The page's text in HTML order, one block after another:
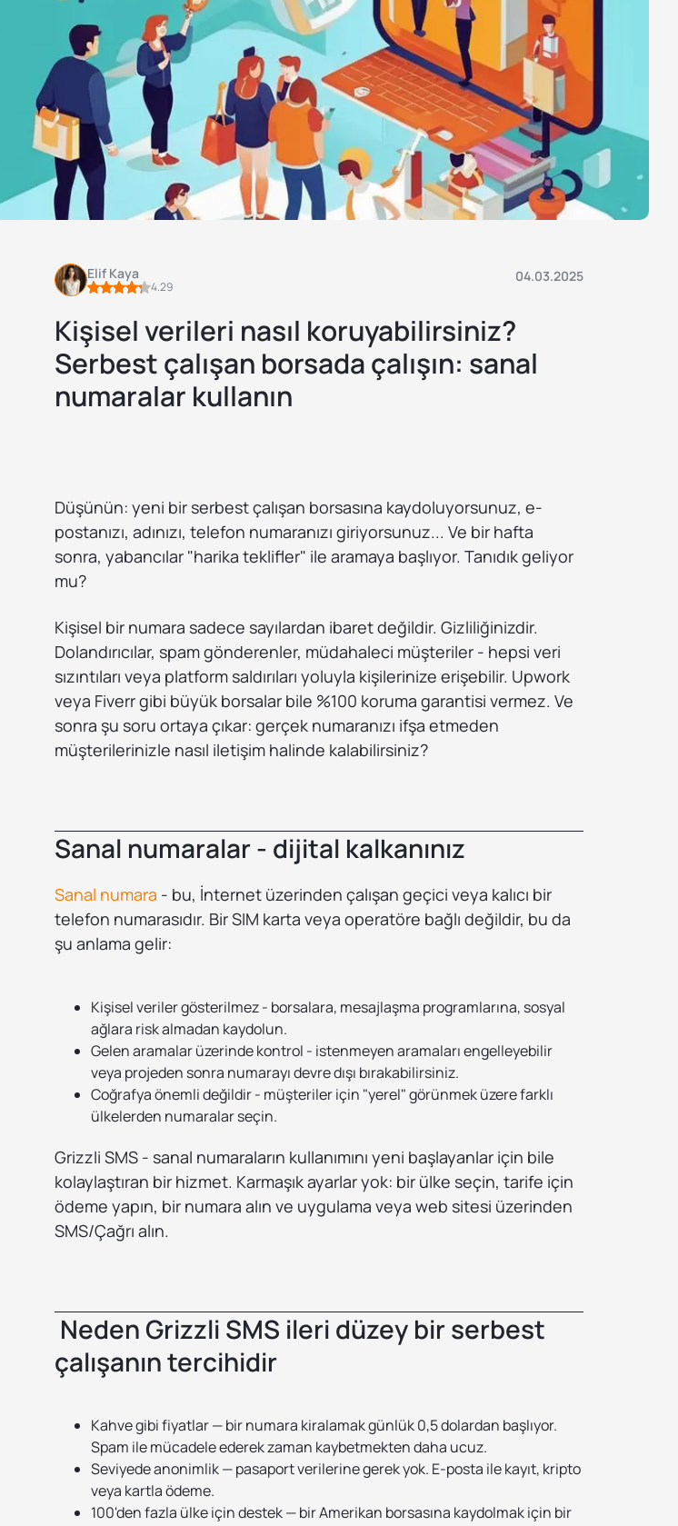
Elif Kaya
4.29
04.03.2025
Kişisel verileri nasıl koruyabilirsiniz?
Serbest çalışan borsada çalışın: sanal
numaralar kullanın
Düşünün: yeni bir serbest çalışan borsasına kaydoluyorsunuz, e-
postanızı, adınızı, telefon numaranızı giriyorsunuz... Ve bir hafta
sonra, yabancılar "harika teklifler" ile aramaya başlıyor. Tanıdık geliyor
mu?
Kişisel bir numara sadece sayılardan ibaret değildir. Gizliliğinizdir.
Dolandırıcılar, spam gönderenler, müdahaleci müşteriler - hepsi veri
sızıntıları veya platform saldırıları yoluyla kişilerinize erişebilir. Upwork
veya Fiverr gibi büyük borsalar bile %100 koruma garantisi vermez. Ve
sonra şu soru ortaya çıkar: gerçek numaranızı ifşa etmeden
müşterilerinizle nasıl iletişim halinde kalabilirsiniz?
Sanal numaralar - dijital kalkanınız
Sanal numara - bu, İnternet üzerinden çalışan geçici veya kalıcı bir
telefon numarasıdır. Bir SIM karta veya operatöre bağlı değildir, bu da
şu anlama gelir:
Kişisel veriler gösterilmez - borsalara, mesajlaşma programlarına, sosyal
ağlara risk almadan kaydolun.
Gelen aramalar üzerinde kontrol - istenmeyen aramaları engelleyebilir
veya projeden sonra numarayı devre dışı bırakabilirsiniz.
Coğrafya önemli değildir - müşteriler için "yerel" görünmek üzere farklı
ülkelerden numaralar seçin.
Grizzli SMS - sanal numaraların kullanımını yeni başlayanlar için bile
kolaylaştıran bir hizmet. Karmaşık ayarlar yok: bir ülke seçin, tarife için
ödeme yapın, bir numara alın ve uygulama veya web sitesi üzerinden
SMS/Çağrı alın.
Neden Grizzli SMS ileri düzey bir serbest
çalışanın tercihidir
Kahve gibi fiyatlar — bir numara kiralamak günlük 0,5 dolardan başlıyor.
Spam ile mücadele ederek zaman kaybetmekten daha ucuz.
Seviyede anonimlik — pasaport verilerine gerek yok. E-posta ile kayıt, kripto
veya kartla ödeme.
100'den fazla ülke için destek — bir Amerikan borsasına kaydolmak için bir